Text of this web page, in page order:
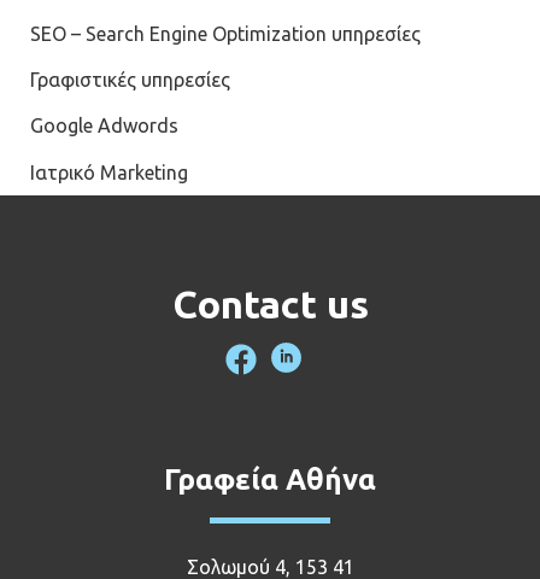
SEO – Search Engine Optimization υπηρεσίες
Γραφιστικές υπηρεσίες
Google Adwords
Ιατρικό Marketing
Contact us
Γραφεία Αθήνα
Σολωμού 4, 153 41